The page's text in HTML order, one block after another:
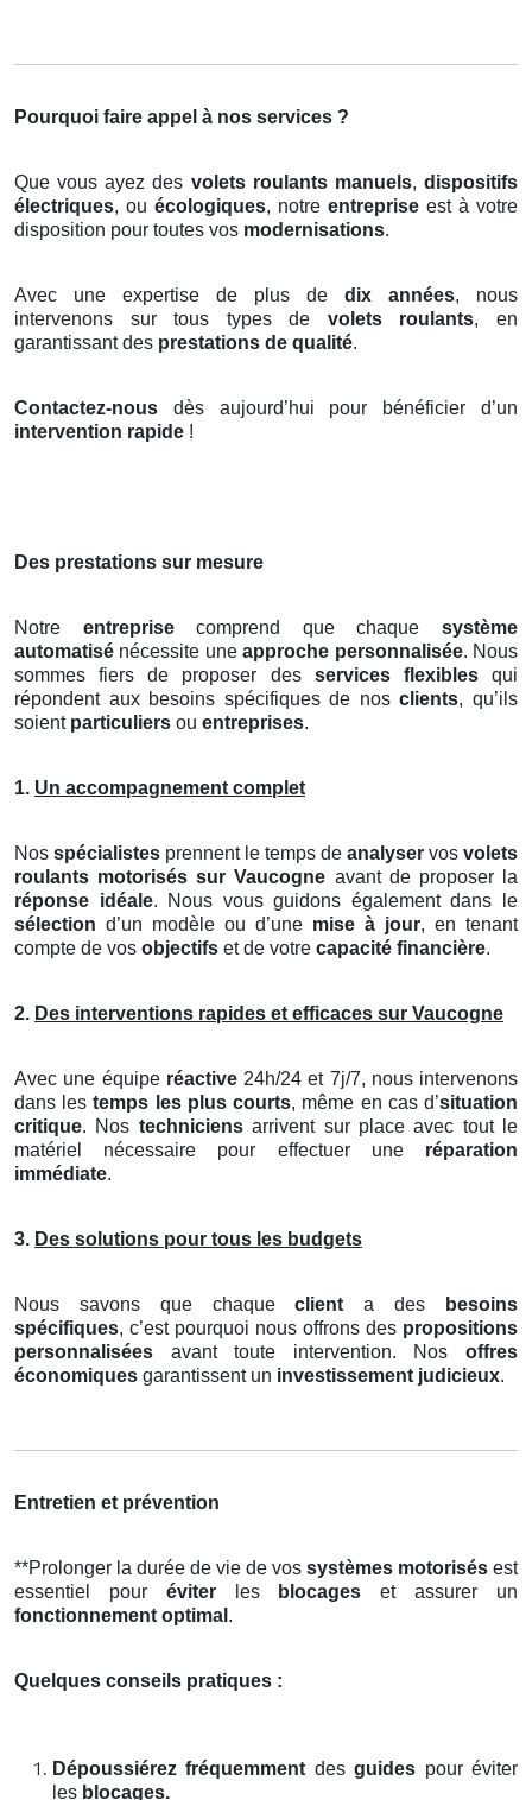
Pourquoi faire appel à nos services ?
Que vous ayez des volets roulants manuels,dispositifs
électriques, ou écologiques, notre entreprise est à votre
disposition pour toutes vos modernisations.
Avec une expertise de plus de dix années, nous
intervenons sur tous types de volets roulants, en
garantissant des prestations de qualité.
Contactez-nous dès aujourd’hui pour bénéficier d’un
intervention rapide !
Des prestations sur mesure
Notre entreprisecomprend que chaquesystème
automatisé nécessite uneapproche personnalisée. Nous
sommes fiers de proposer des services flexiblesqui
répondent aux besoins spécifiques de nosclients, qu’ils
soient particuliers ou entreprises.
1. Un accompagnement complet
Nos spécialistes prennent le temps de analyser vos volets
roulants motorisés sur Vaucogne avant de proposer la
réponse idéale. Nous vous guidons également dans le
sélection d’un modèle ou d’une mise à jour, en tenant
compte de vos objectifs et de votre capacité financière.
2. Des interventions rapides et efficaces sur Vaucogne
Avec une équipe réactive24h/24 et 7j/7, nous intervenons
dans lestemps les plus courts, même en cas d’situation
critique. Nos techniciensarrivent sur place avec tout le
matériel nécessaire pour effectuer une réparation
immédiate.
3. Des solutions pour tous les budgets
Nous savons que chaqueclient a des
besoins
spécifiques, c’est pourquoi nous offrons des propositions
personnalisées avant toute intervention. Nos offres
économiques garantissent un investissement judicieux.
Entretien et prévention
**Prolonger la durée de vie de vos systèmes motorisés est
essentiel pour éviterles blocages et assurer un
fonctionnement optimal .
Quelques conseils pratiques :
Dépoussiérez fréquemment desguides pour éviter
les blocages.